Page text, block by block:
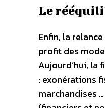
Le
Enfin, la
profit des
Aujourd’hui,
: exonérations
marchandises